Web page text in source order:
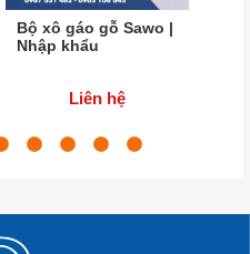
Bộ xô gáo gỗ Sawo |
Nhập khẩu
Liên hệ